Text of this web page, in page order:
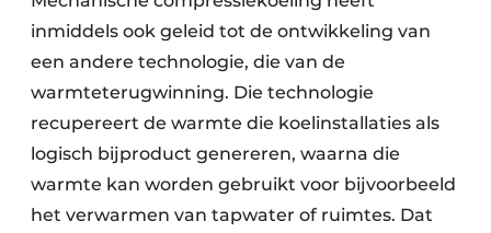
inmiddels ook geleid tot de ont­wikkeling van
een andere technologie, die van de
warmteterugwinning. Die technologie
recupereert de warmte die koelinstallaties als
logisch bijproduct genereren, waarna die
warmte kan worden gebruikt voor bijvoorbeeld
het verwarmen van tapwater of ruimtes. Dat